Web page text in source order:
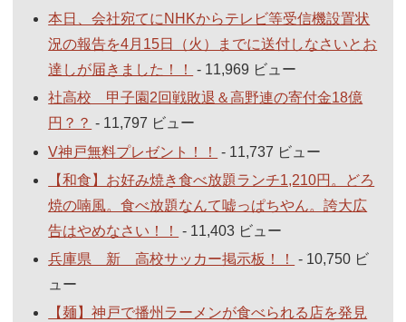
本日、会社宛てにNHKからテレビ等受信機設置状
況の報告を4月15日（火）までに送付しなさいとお
達しが届きました！！
- 11,969 ビュー
社高校 甲子園2回戦敗退＆高野連の寄付金18億
円？？ - 11,797 ビュー
V神戸無料プレゼント！！
- 11,737 ビュー
【和食】お好み焼き食べ放題ランチ1,210円。どろ
焼の喃風。食べ放題なんて嘘っぱちやん。誇大広
告はやめなさい！！
- 11,403 ビュー
兵庫県 新 高校サッカー掲示板！！
- 10,750 ビ
ュー
【麺】神戸で播州ラーメンが食べられる店を発見